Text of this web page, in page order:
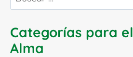
Categorías para el
Alma